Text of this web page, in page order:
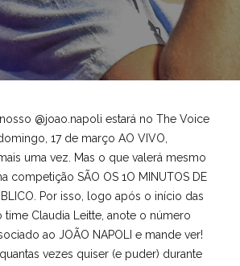
@joao.napoli estará no The Voice
17 de março AO VIVO,
uma vez. Mas o que valerá mesmo
competição SÃO OS 1O MINUTOS DE
Por isso, logo após o início das
time Claudia Leitte, anote o número
ao JOÃO NAPOLI e mande ver!
vezes quiser (e puder) durante